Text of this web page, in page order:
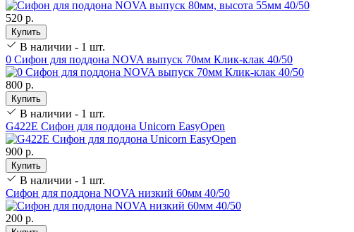
520 р.
Купить
В наличии - 1 шт.
0 Сифон для поддона NOVA выпуск 70мм Клик-клак 40/50
800 р.
Купить
В наличии - 1 шт.
G422E Сифон для поддона Unicorn EasyOpen
900 р.
Купить
В наличии - 1 шт.
Сифон для поддона NOVA низкий 60мм 40/50
200 р.